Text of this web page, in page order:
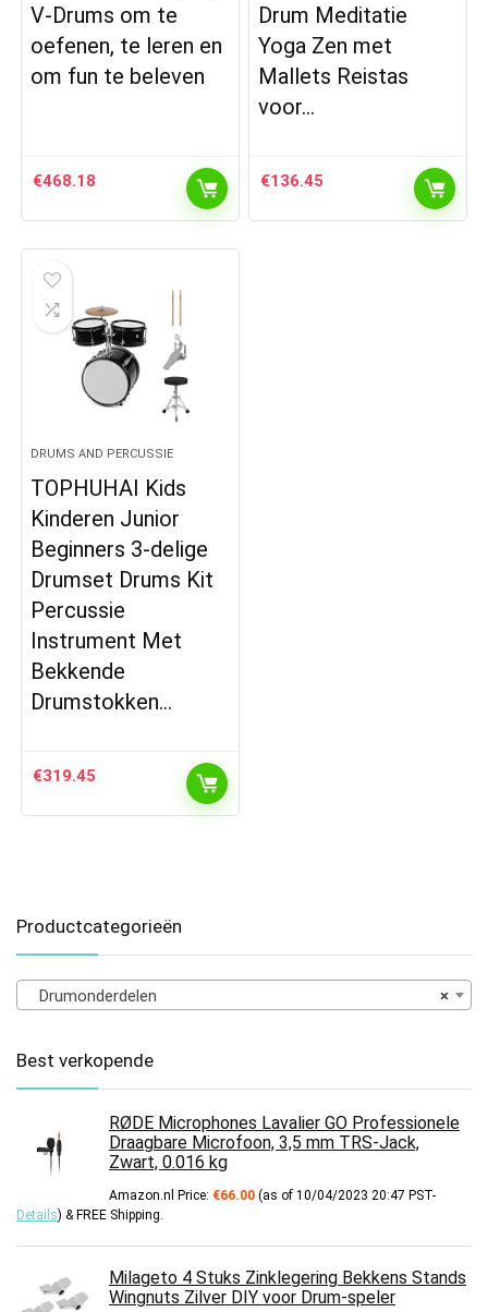
V-Drums om te
oefenen, te leren en
om fun te beleven
€468.18
Drum Meditatie
Yoga Zen met
Mallets Reistas
voor…
€136.45
DRUMS AND PERCUSSIE
TOPHUHAI Kids
Kinderen Junior
Beginners 3-delige
Drumset Drums Kit
Percussie
Instrument Met
Bekkende
Drumstokken…
€319.45
Productcategorieën
×
Drumonderdelen
Best verkopende
RØDE Microphones Lavalier GO Professionele
Draagbare Microfoon, 3,5 mm TRS-Jack,
Zwart, 0.016 kg
Amazon.nl Price: €66.00 (as of 10/04/2023 20:47 PST-
Details) & FREE Shipping
Milageto 4 Stuks Zinklegering Bekkens Stands
Wingnuts Zilver DIY voor Drum-speler